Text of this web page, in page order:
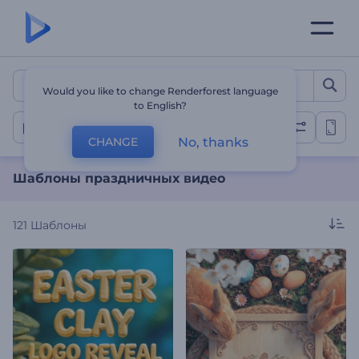
Шаблоны праздничных
Праздничные видео
Шаблоны праздничных видео
121 Шаблоны
Would you like to change Renderforest language
to English?
CHANGE No, thanks